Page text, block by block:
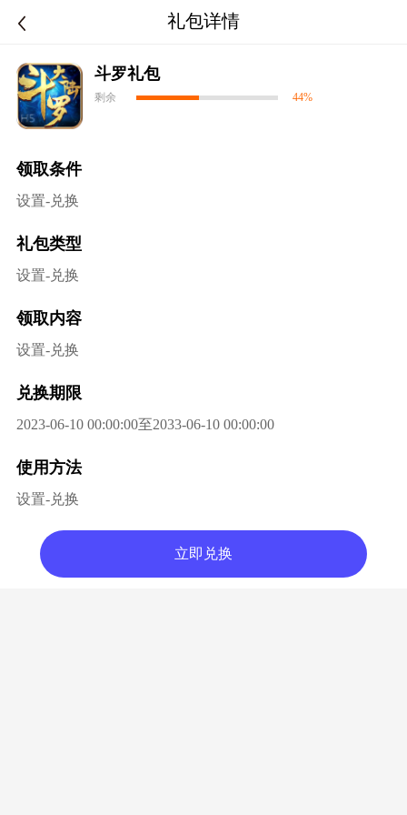
礼包详情
斗罗礼包
剩余 44%
领取条件
设置-兑换
礼包类型
设置-兑换
领取内容
设置-兑换
兑换期限
2023-06-10 00:00:00至2033-06-10 00:00:00
使用方法
设置-兑换
立即兑换